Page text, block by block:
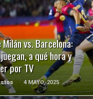
vs. Barcelona:
a qué hora y
por TV
4 MAYO, 2025
LEER MÁS